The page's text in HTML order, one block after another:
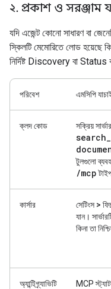
২. প্রকাশ ও সরঞ্জাম
যদি এজেন্ট কোনো সাধারণ বা
স্কিলটি মেমোরিতে লোড হয়েছে
নির্দিষ্ট Discovery বা Status
পরিবেশ এমসিপি
ক্লদ কোড সক্রিয়
search_
টুলগুলো
/mcp
কার্সার সেটিংস >
যান।
কিনা তা
অ্যান্টিগ্র্যাভিটি
MCP